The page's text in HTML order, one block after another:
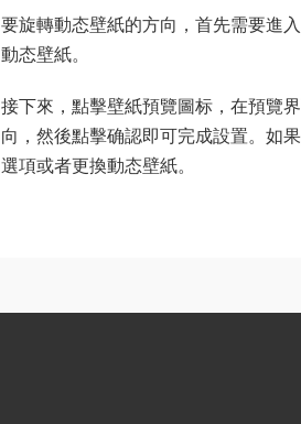
要旋轉動态壁紙的方向，首先需要進
動态壁紙。
接下來，點擊壁紙預覽圖标，在預覽
向，然後點擊确認即可完成設置。如
選項或者更換動态壁紙。